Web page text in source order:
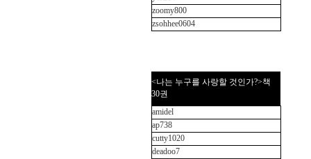
zoomy800
zsohhee0604
<나는 누구를 사랑할 것인가?>책
30권
amidel
ap738
cutty1020
deadoo7